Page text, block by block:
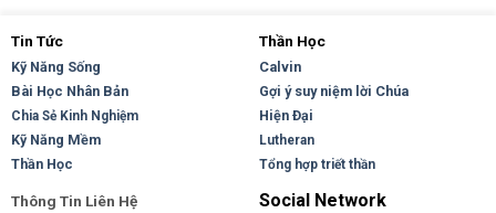
Tin Tức
Kỹ Năng Sống
Bài Học Nhân Bản
Chia Sẻ Kinh Nghiệm
Kỹ Năng Mềm
Thần Học
Thần Học
Calvin
Gợi ý suy niệm lời Chúa
Hiện Đại
Lutheran
Tổng hợp triết thần
Thông Tin Liên Hệ
Social Network